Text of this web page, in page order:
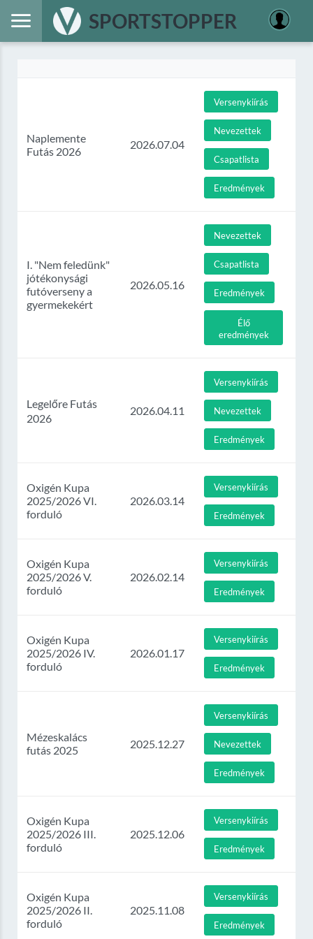
SPORTSTOPPER
Naplemente
Futás 2026
2026.07.04
Versenykiírás
Nevezettek
Csapatlista
Eredmények
I. "Nem feledünk"
jótékonysági
futóverseny a
gyermekekért
2026.05.16
Nevezettek
Csapatlista
Eredmények
Élő
eredmények
Legelőre Futás
2026
2026.04.11
Versenykiírás
Nevezettek
Eredmények
Oxigén Kupa
2025/2026 VI.
forduló
2026.03.14
Versenykiírás
Eredmények
Oxigén Kupa
2025/2026 V.
forduló
2026.02.14
Versenykiírás
Eredmények
Oxigén Kupa
2025/2026 IV.
forduló
2026.01.17
Versenykiírás
Eredmények
Mézeskalács
futás 2025
2025.12.27
Versenykiírás
Nevezettek
Eredmények
Oxigén Kupa
2025/2026 III.
forduló
2025.12.06
Versenykiírás
Eredmények
Oxigén Kupa
2025/2026 II.
forduló
2025.11.08
Versenykiírás
Eredmények